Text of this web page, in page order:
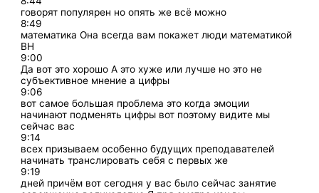
говорят популярен но опять же всё можно
8:49
математика Она всегда вам покажет люди математикой
ВН
9:00
Да вот это хорошо А это хуже или лучше но это не
субъективное мнение а цифры
9:06
вот самое большая проблема это когда эмоции
начинают подменять цифры вот поэтому видите мы
сейчас вас
9:14
всех призываем особенно будущих преподавателей
начинать транслировать себя с первых же
9:19
дней причём вот сегодня у вас было сейчас занятие